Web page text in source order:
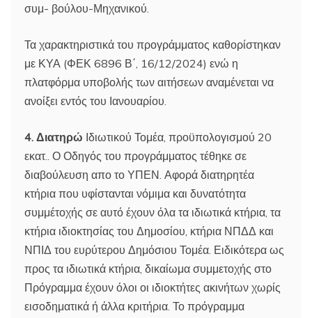
συμ- βούλου-Μηχανικού.
Τα χαρακτηριστικά του προγράμματος καθορίστηκαν
με ΚΥΑ (ΦΕΚ 6896 Β΄, 16/12/2024) ενώ η
πλατφόρμα υποβολής των αιτήσεων αναμένεται να
ανοίξει εντός του Ιανουαρίου.
4. Διατηρώ Ιδιωτικού Τομέα, προϋπολογισμού 20
εκατ.. Ο Οδηγός του προγράμματος τέθηκε σε
διαβούλευση απο το ΥΠΕΝ. Αφορά διατηρητέα
κτήρια που υφίστανται νόμιμα και δυνατότητα
συμμέτοχής σε αυτό έχουν όλα τα ιδιωτικά κτήρια, τα
κτήρια ιδιοκτησίας του Δημοσίου, κτήρια ΝΠΔΔ και
ΝΠΙΔ του ευρύτερου Δημόσιου Τομέα. Ειδικότερα ως
προς τα ιδιωτικά κτήρια, δικαίωμα συμμετοχής στο
Πρόγραμμα έχουν όλοι οι ιδιοκτήτες ακινήτων χωρίς
εισοδηματικά ή άλλα κριτήρια. Το πρόγραμμα